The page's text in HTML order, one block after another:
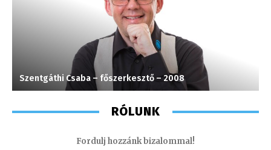
Szentgáthi Csaba – főszerkesztő – 2008
RÓLUNK
Fordulj hozzánk bizalommal!